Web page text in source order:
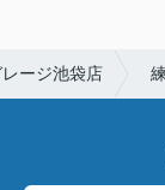
ージ池袋店